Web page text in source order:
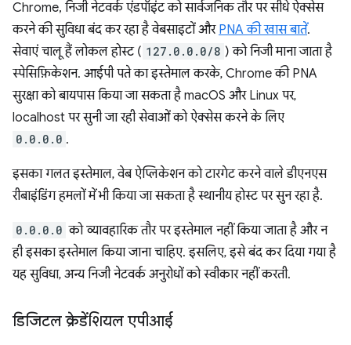
Chrome, निजी नेटवर्क एंडपॉइंट को सार्वजनिक तौर पर सीधे ऐक्सेस
करने की सुविधा बंद कर रहा है वेबसाइटों और PNA की खास बातें.
सेवाएं चालू हैं लोकल होस्ट ( 127.0.0.0/8 ) को निजी माना जाता है
स्पेसिफ़िकेशन. आईपी पते का इस्तेमाल करके, Chrome की PNA
सुरक्षा को बायपास किया जा सकता है macOS और Linux पर,
localhost पर सुनी जा रही सेवाओं को ऐक्सेस करने के लिए
0.0.0.0 .
इसका गलत इस्तेमाल, वेब ऐप्लिकेशन को टारगेट करने वाले डीएनएस
रीबाइंडिंग हमलों में भी किया जा सकता है स्थानीय होस्ट पर सुन रहा है.
0.0.0.0 को व्यावहारिक तौर पर इस्तेमाल नहीं किया जाता है और न
ही इसका इस्तेमाल किया जाना चाहिए. इसलिए, इसे बंद कर दिया गया है
यह सुविधा, अन्य निजी नेटवर्क अनुरोधों को स्वीकार नहीं करती.
डिजिटल क्रेडेंशियल एपीआई